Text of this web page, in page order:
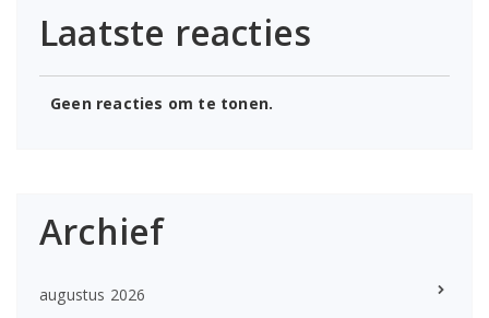
Laatste reacties
Geen reacties om te tonen.
Archief
augustus 2026